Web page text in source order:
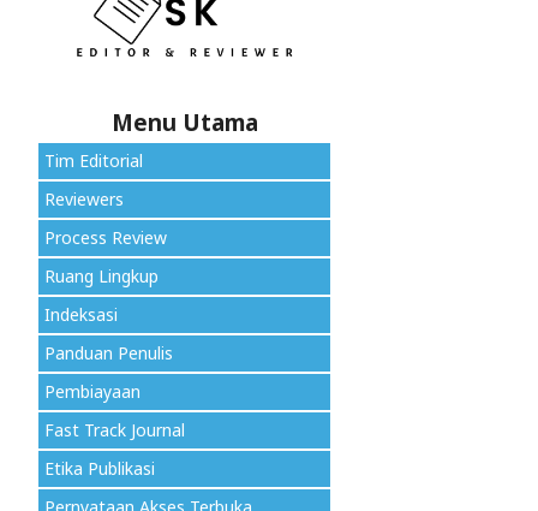
Menu Utama
Tim Editorial
Reviewers
Process Review
Ruang Lingkup
Indeksasi
Panduan Penulis
Pembiayaan
Fast Track Journal
Etika Publikasi